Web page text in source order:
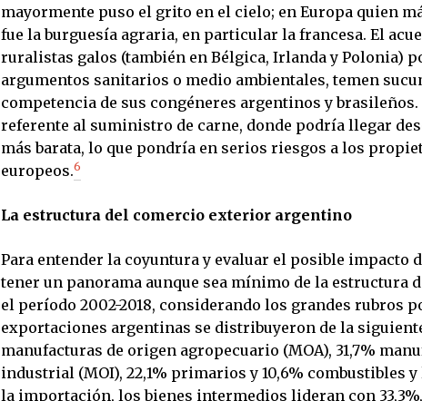
mayormente puso el grito en el cielo; en Europa quien
fue la burguesía agraria, en particular la francesa. El
ruralistas galos (también en Bélgica, Irlanda y Polonia)
argumentos sanitarios o medio ambientales, temen
competencia de sus congéneres argentinos y brasileños.
referente al suministro de carne, donde podría llegar
más barata, lo que pondría en serios riesgos a los
europeos.6
La estructura del comercio exterior argentino
Para entender la coyuntura y evaluar el posible impacto
tener un panorama aunque sea mínimo de la estructura
el período 2002-2018, considerando los grandes rubros
exportaciones argentinas se distribuyeron de la
manufacturas de origen agropecuario (MOA), 31,7%
industrial (MOI), 22,1% primarios y 10,6% combustibles
la importación, los bienes intermedios lideran con